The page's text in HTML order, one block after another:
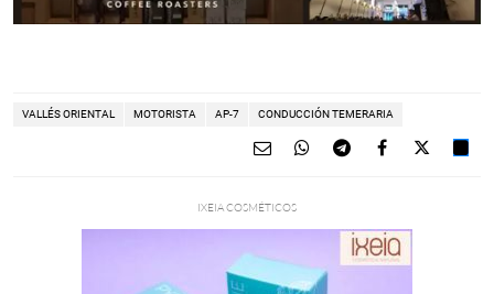
VALLÉS ORIENTAL MOTORISTA AP-7 CONDUCCIÓN TEMERARIA